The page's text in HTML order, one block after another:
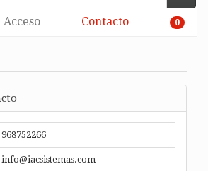
Acceso Contacto 0
968752266
info@iacsistemas.com